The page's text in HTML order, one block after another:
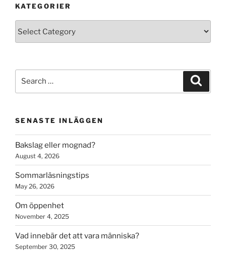
KATEGORIER
SENASTE INLÄGGEN
Bakslag eller mognad?
August 4, 2026
Sommarläsningstips
May 26, 2026
Om öppenhet
November 4, 2025
Vad innebär det att vara människa?
September 30, 2025